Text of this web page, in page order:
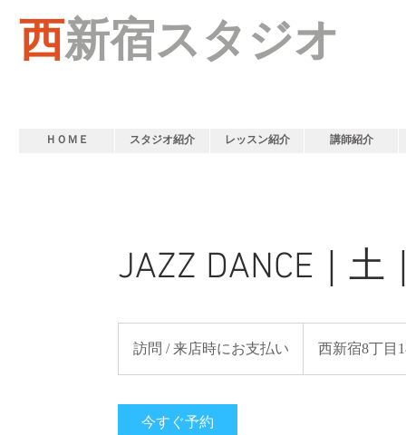
西新宿スタジオ
ＨＯＭＥ スタジオ紹介 レッスン紹介 講師紹介
JAZZ DANCE｜
店
に
訪問 / 来店時にお支払い 西新宿8丁目
今すぐ予約